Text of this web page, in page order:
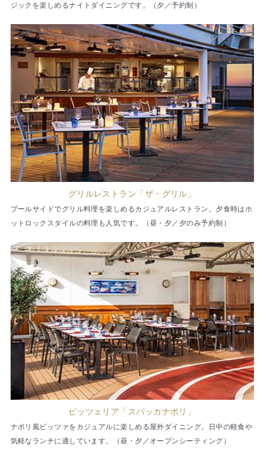
ジックを楽しめるナイトダイニングです。（夕／予約制）
グリルレストラン「ザ・グリル」
プールサイドでグリル料理を楽しめるカジュアルレストラン。夕食時はホ
ットロックスタイルの料理も人気です。（昼・夕／夕のみ予約制）
ピッツェリア「スパッカナポリ」
ナポリ風ピッツァをカジュアルに楽しめる屋外ダイニング。日中の軽食や
気軽なランチに適しています。（昼・夕／オープンシーティング）